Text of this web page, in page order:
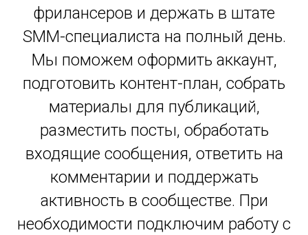
фрилансеров и держать в штате
SMM-специалиста на полный день.
Мы поможем оформить аккаунт,
подготовить контент-план, собрать
материалы для публикаций,
разместить посты, обработать
входящие сообщения, ответить на
комментарии и поддержать
активность в сообществе. При
необходимости подключим работу с